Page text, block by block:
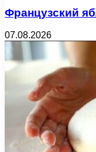
Французский
07.08.2026